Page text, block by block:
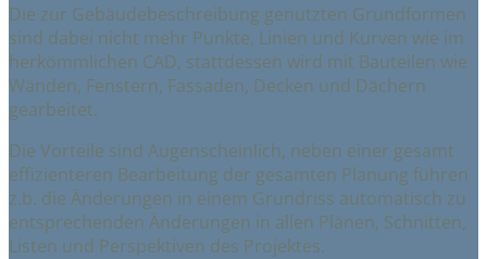
Die zur Gebäudebeschreibung genutzten Grundformen
sind dabei nicht mehr Punkte, Linien und Kurven wie im
herkömmlichen CAD, stattdessen wird mit Bauteilen wie
Wänden, Fenstern, Fassaden, Decken und Dächern
gearbeitet.
Die Vorteile sind Augenscheinlich, neben einer gesamt
effizienteren Bearbeitung der gesamten Planung führen
z.b. die Änderungen in einem Grundriss automatisch zu
entsprechenden Änderungen in allen Plänen, Schnitten,
Listen und Perspektiven des Projektes.